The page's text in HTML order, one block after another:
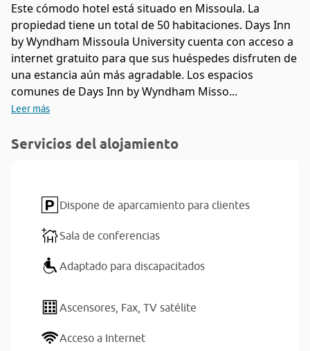
Este cómodo hotel está situado en Missoula. La
propiedad tiene un total de 50 habitaciones. Days Inn
by Wyndham Missoula University cuenta con acceso a
internet gratuito para que sus huéspedes disfruten de
una estancia aún más agradable. Los espacios
comunes de Days Inn by Wyndham Misso...
Leer más
Servicios del alojamiento
Dispone de aparcamiento para clientes
Sala de conferencias
Adaptado para discapacitados
Ascensores, Fax, TV satélite
Acceso a Internet